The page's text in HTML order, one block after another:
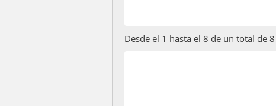
Desde el 1 hasta el 8 de un total de